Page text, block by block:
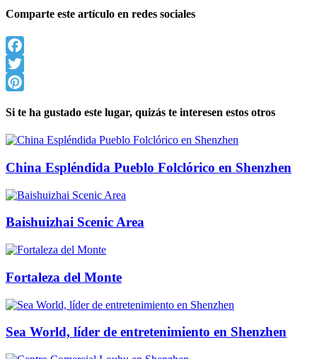
Comparte este artículo en redes sociales
Facebook
Twitter
Si te ha gustado este lugar, quizás te interesen estos otros
China Espléndida Pueblo Folclórico en Shenzhen
Baishuizhai Scenic Area
Fortaleza del Monte
Sea World, líder de entretenimiento en Shenzhen